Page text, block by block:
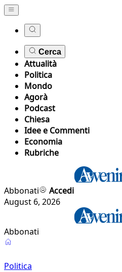
Cerca
Attualità
Politica
Mondo
Agorà
Podcast
Chiesa
Idee e Commenti
Economia
Rubriche
Abbonati
Accedi
August 6, 2026
Abbonati
Politica